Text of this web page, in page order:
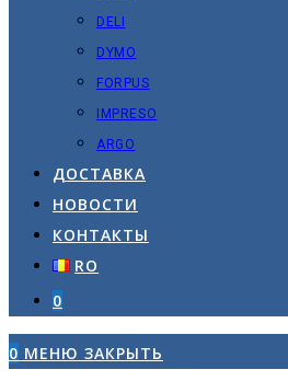
DELI
DYMO
FORPUS
IMPRESO
ARGO
ДОСТАВКА
НОВОСТИ
КОНТАКТЫ
RO
0
0 МЕНЮ ЗАКРЫТЬ